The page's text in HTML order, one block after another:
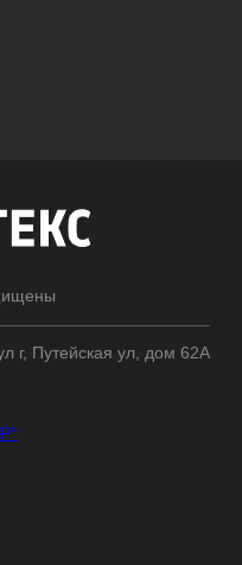
г, Путейская ул, дом 62А